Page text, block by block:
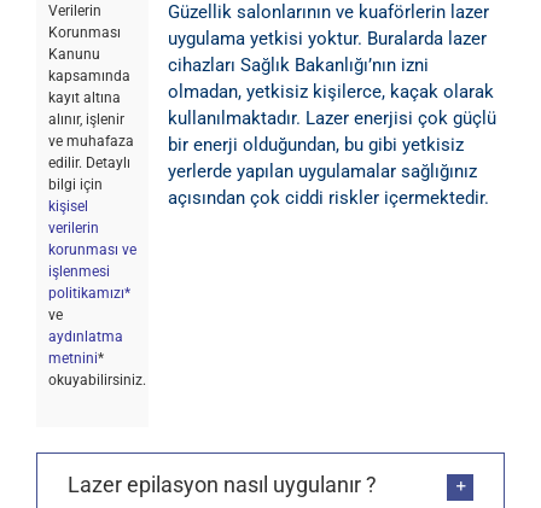
Verilerin
Korunması
Kanunu
kapsamında
kayıt altına
alınır, işlenir
ve muhafaza
edilir. Detaylı
bilgi için
kişisel
verilerin
korunması ve
işlenmesi
politikamızı*
ve
aydınlatma
metnini*
okuyabilirsiniz.
Güzellik salonlarının ve kuaförlerin lazer
uygulama yetkisi yoktur. Buralarda lazer
cihazları Sağlık Bakanlığı’nın izni
olmadan, yetkisiz kişilerce, kaçak olarak
kullanılmaktadır. Lazer enerjisi çok güçlü
bir enerji olduğundan, bu gibi yetkisiz
yerlerde yapılan uygulamalar sağlığınız
açısından çok ciddi riskler içermektedir.
Lazer epilasyon nasıl uygulanır ?